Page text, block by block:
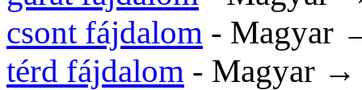
csont fájdalom - Magyar
térd fájdalom - Magyar